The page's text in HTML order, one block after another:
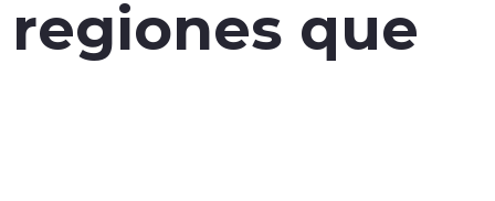
regiones que